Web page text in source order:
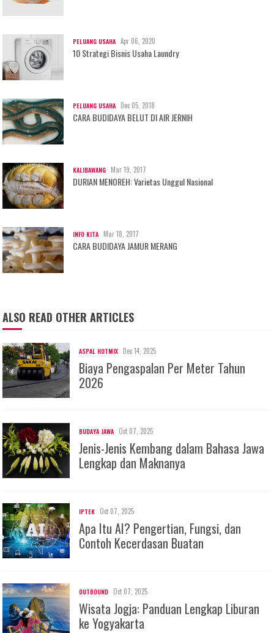
PELUANG USAHA Apr 06, 2020
10 Strategi Bisnis Usaha Laundry
PELUANG USAHA Dec 05, 2018
CARA BUDIDAYA BELUT DI AIR JERNIH
KALIBAWANG Mar 19, 2017
DURIAN MENOREH: Varietas Unggul Nasional
INFO KITA Mar 18, 2017
CARA BUDIDAYA JAMUR MERANG
ALSO READ OTHER ARTICLES
ASPAL HOTMIX Dec 14, 2025
Biaya Pengaspalan Per Meter Tahun
2026
BUDAYA JAWA Oct 07, 2025
Jenis-Jenis Kembang dalam Bahasa Jawa
Lengkap dan Maknanya
IPTEK Oct 07, 2025
Apa Itu AI? Pengertian, Fungsi, dan
Contoh Kecerdasan Buatan
OUTBOUND Oct 07, 2025
Wisata Jogja: Panduan Lengkap Liburan
ke Yogyakarta